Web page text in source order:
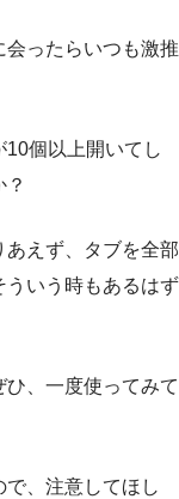
ったらいつも激推
個以上開いてし
あえず、タブを全部
ういう時もあるはず
、一度使ってみて
、注意してほし